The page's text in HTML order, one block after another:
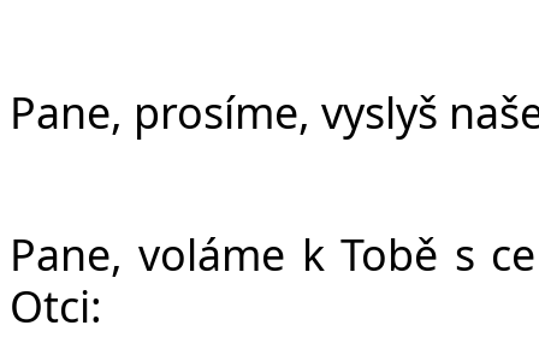
Pane, prosíme, vyslyš
Pane, voláme k Tobě s
Otci: